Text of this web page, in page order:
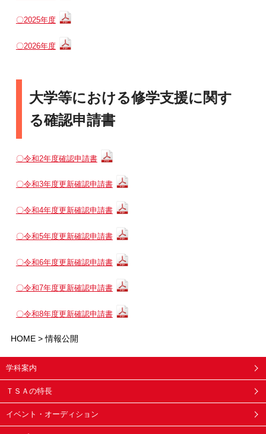
〇2025年度
〇2026年度
大学等における修学支援に関す
る確認申請書
〇令和2年度確認申請書
〇令和3年度更新確認申請書
〇令和4年度更新確認申請書
〇令和5年度更新確認申請書
〇令和6年度更新確認申請書
〇令和7年度更新確認申請書
〇令和8年度更新確認申請書
HOME>情報公開
学科案内
ＴＳＡの特長
イベント・オーディション